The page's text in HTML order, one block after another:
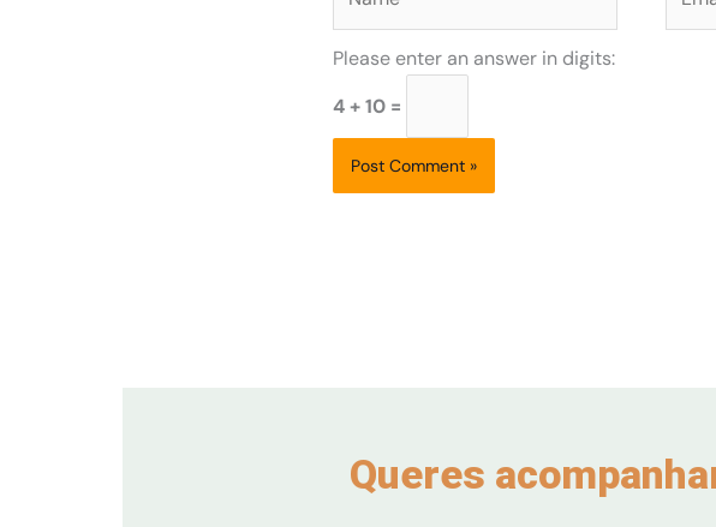
Please enter an answer in digits:
4 + 10 =
Queres